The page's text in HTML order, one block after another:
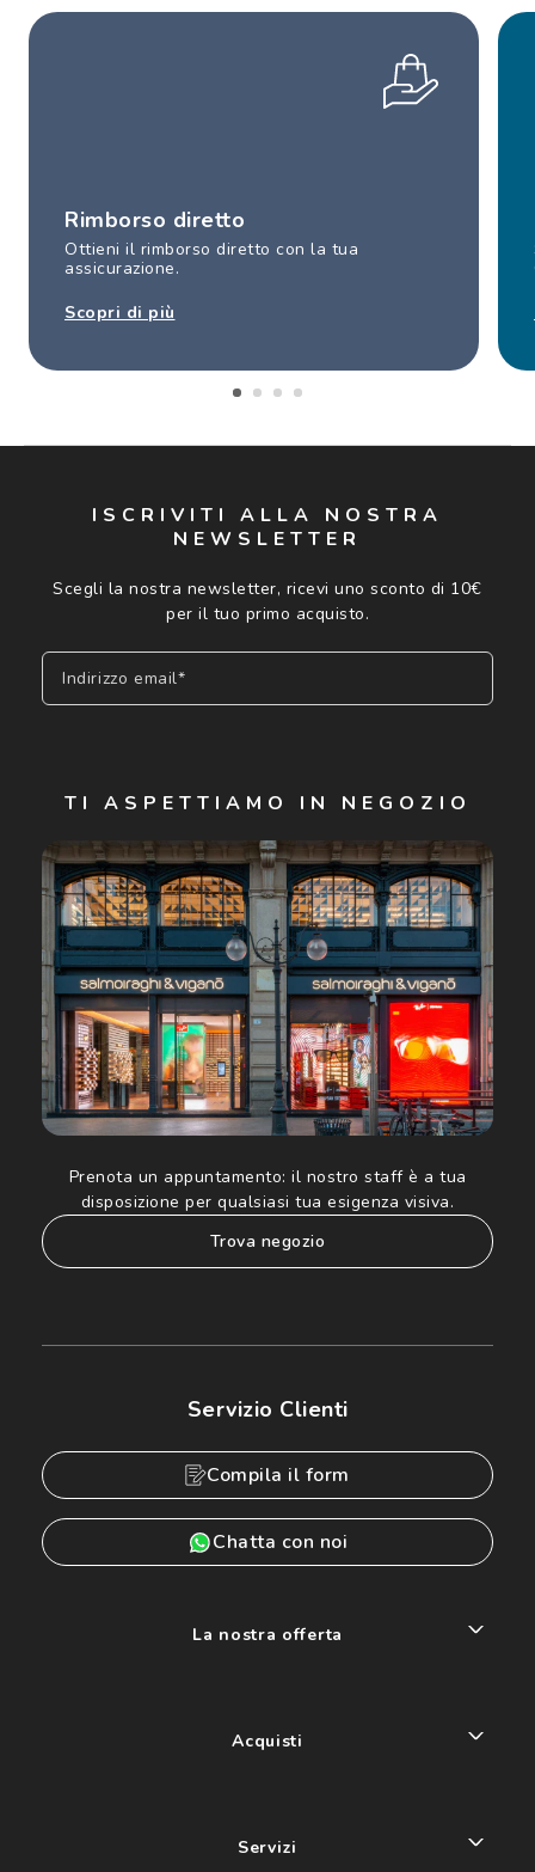
Rimborso diretto
Ottieni il rimborso diretto con la tua
assicurazione.
Scopri di più
ISCRIVITI ALLA NOSTRA
NEWSLETTER
Scegli la nostra newsletter, ricevi uno sconto di 10€
per il tuo primo acquisto.
Indirizzo email*
Cliccando su "Iscriviti", confermo di avere più di 16 anni e
acconsento all'utilizzo dei miei Dati Personali da parte di
Luxottica Group S.p.A. per l'invio di offerte speciali, novità
ed altre comunicazioni di carattere pubblicitario (consultare
Informativa sulla privacyper ulteriori informazioni).
TI ASPETTIAMO IN NEGOZIO
Prenota un appuntamento: il nostro staff è a tua
disposizione per qualsiasi tua esigenza visiva.
trova negozio
Servizio Clienti
Compila il form
Chatta con noi
La nostra offerta
Acquisti
Servizi